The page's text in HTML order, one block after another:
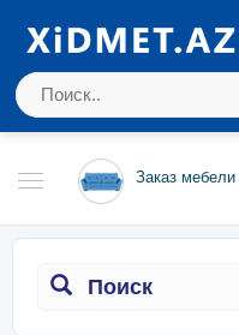
Заказ мебели
Поиск